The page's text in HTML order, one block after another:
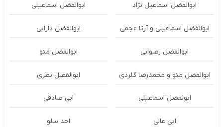
ابوالفضل اسماعیل نژاد ابوالفضل اسماعیلی
ابوالفضل اسماعیلی و آرتا عجمی ابوالفضل دارابی
ابوالفضل رضوانی ابوالفضل متو
ابوالفضل متو و محمدرضا گلردی ابوالفضل نظری
ابولفضل اسماعیلی ابی صادقی
ابی عالی احد سلو